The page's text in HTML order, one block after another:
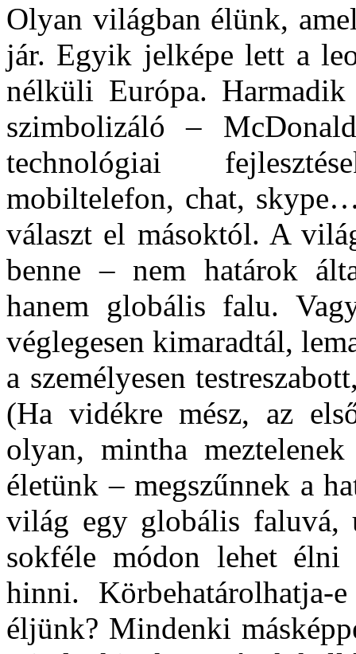
Olyan világban élünk,
jár. Egyik jelképe lett a
nélküli Európa.
szimbolizáló –
technológiai
mobiltelefon, chat,
választ el másoktól. A
benne – nem határok
hanem globális falu.
véglegesen kimaradtál,
a személyesen
(Ha vidékre mész, az
olyan, mintha
életünk – megszűnnek a
világ egy globális faluvá,
sokféle módon lehet
hinni.
éljünk? Mindenki